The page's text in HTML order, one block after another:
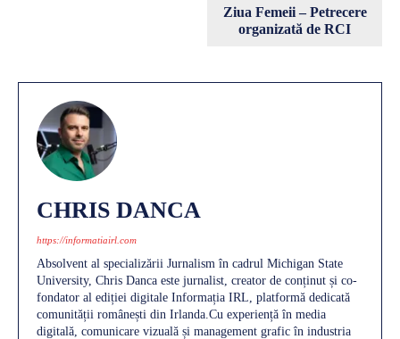
Ziua Femeii – Petrecere
organizată de RCI
CHRIS DANCA
https://informatiairl.com
Absolvent al specializării Jurnalism în cadrul Michigan State
University, Chris Danca este jurnalist, creator de conținut și co-
fondator al ediției digitale Informația IRL, platformă dedicată
comunității românești din Irlanda.Cu experiență în media
digitală, comunicare vizuală și management grafic în industria